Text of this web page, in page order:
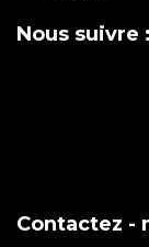
Nous suivre :
Contactez -